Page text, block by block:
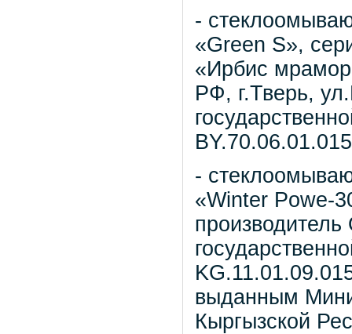
-
«Green S»,
«Ирбис
РФ, г.Тверь,
-
«Winter Powe-
выданным
Кыргызской